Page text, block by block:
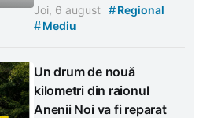
Joi, 6 august #Regional
#Mediu
Un drum de nouă
kilometri din raionul
Anenii Noi va fi reparat